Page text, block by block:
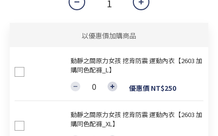
以優惠價加購商品
動靜之間原力女孩 挖背防震 運動內衣【2603 加
購同色配褲_L】
優惠價 NT$250
動靜之間原力女孩 挖背防震 運動內衣【2603 加
購同色配褲_XL】